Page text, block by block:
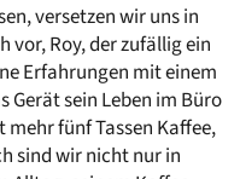
versetzen wir uns in
vor, Roy, der zufällig ein
Erfahrungen mit einem
Gerät sein Leben im Büro
fünf Tassen Kaffee,
sind wir nicht nur in